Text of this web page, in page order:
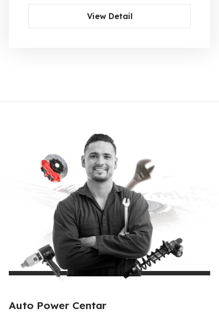
View Detail
Auto Power Centar